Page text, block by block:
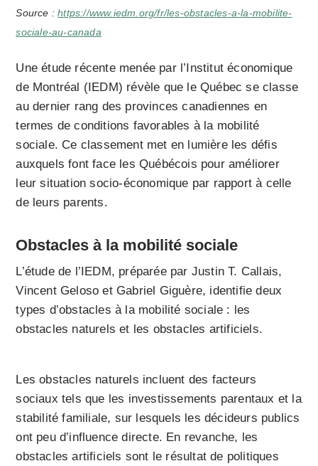
Source :https://www.iedm.org/fr/les-obstacles-a-la-mobilite-
sociale-au-canada
Une étude récente menée par l’Institut économique
de Montréal (IEDM) révèle que le Québec se classe
au dernier rang des provinces canadiennes en
termes de conditions favorables à la mobilité
sociale. Ce classement met en lumière les défis
auxquels font face les Québécois pour améliorer
leur situation socio-économique par rapport à celle
de leurs parents.
Obstacles à la mobilité sociale
L’étude de l’IEDM, préparée par Justin T. Callais,
Vincent Geloso et Gabriel Giguère, identifie deux
types d’obstacles à la mobilité sociale : les
obstacles naturels et les obstacles artificiels.
Les obstacles naturels incluent des facteurs
sociaux tels que les investissements parentaux et la
stabilité familiale, sur lesquels les décideurs publics
ont peu d’influence directe. En revanche, les
obstacles artificiels sont le résultat de politiques